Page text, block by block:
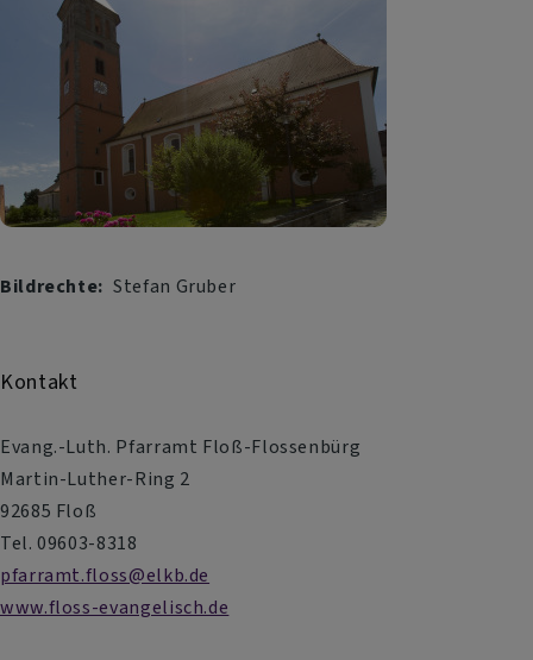
Bildrechte Stefan Gruber
Kontakt
Evang.-Luth. Pfarramt Floß-Flossenbürg
Martin-Luther-Ring 2
92685 Floß
Tel. 09603-8318
pfarramt.floss@elkb.de
www.floss-evangelisch.de